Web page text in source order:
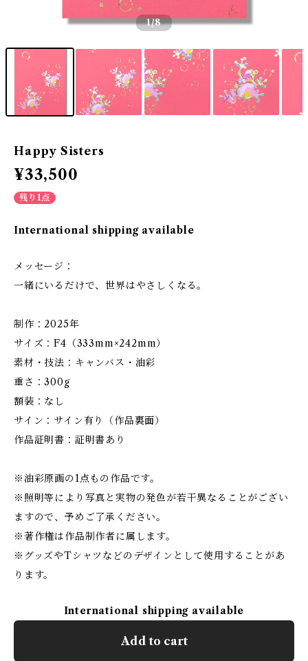
1/8
Happy Sisters
¥33,500
残り1点
International shipping available
メッセージ：
一緒にいるだけで、世界はやさしくなる。
制作：2025年
サイズ：F4（333mm×242mm）
素材・技法：キャンバス・油彩
重さ：300g
額装：なし
サイン：サイン有り（作品裏面）
作品証明書：証明書あり
※油彩原画の1点もの作品です。
※照明等により写真と実物の発色が若干異なることがござい
ますので、予めご了承ください。
※著作権は作品制作者に属します。
※グッズやTシャツなどのデザインとして使用することがあ
ります。
International shipping available
Add to cart